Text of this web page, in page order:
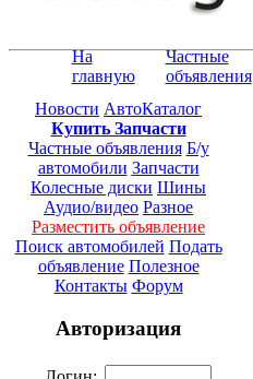
На
главную
Частные
объявления
Новости АвтоКаталог
Купить Запчасти
Частные объявления Б/у
автомобили Запчасти
Колесные диски Шины
Аудио/видео Разное
Разместить объявление
Поиск автомобилей Подать
объявление Полезное
Контакты Форум
Авторизация